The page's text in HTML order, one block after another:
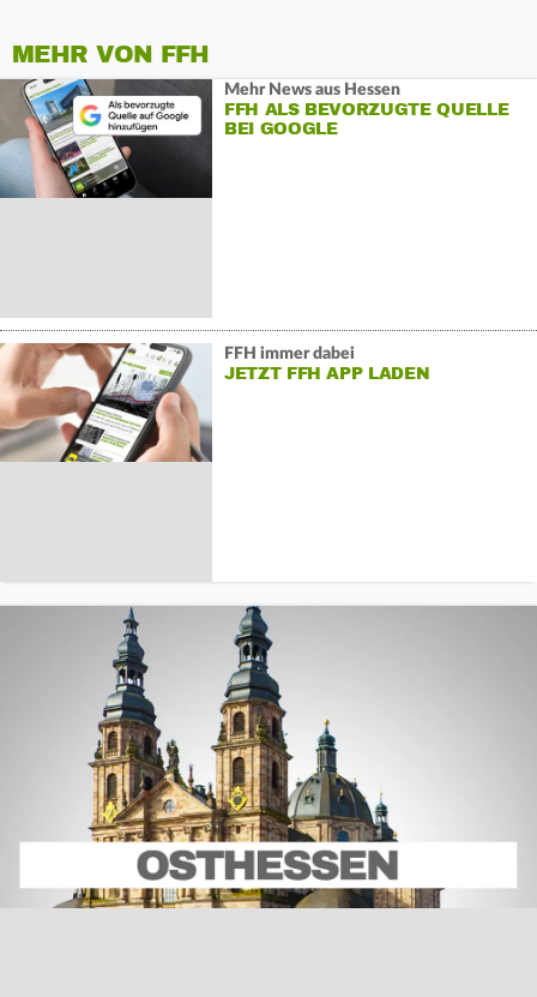
MEHR VON FFH
Mehr News aus Hessen
FFH ALS BEVORZUGTE QUELLE
BEI GOOGLE
FFH immer dabei
JETZT FFH APP LADEN